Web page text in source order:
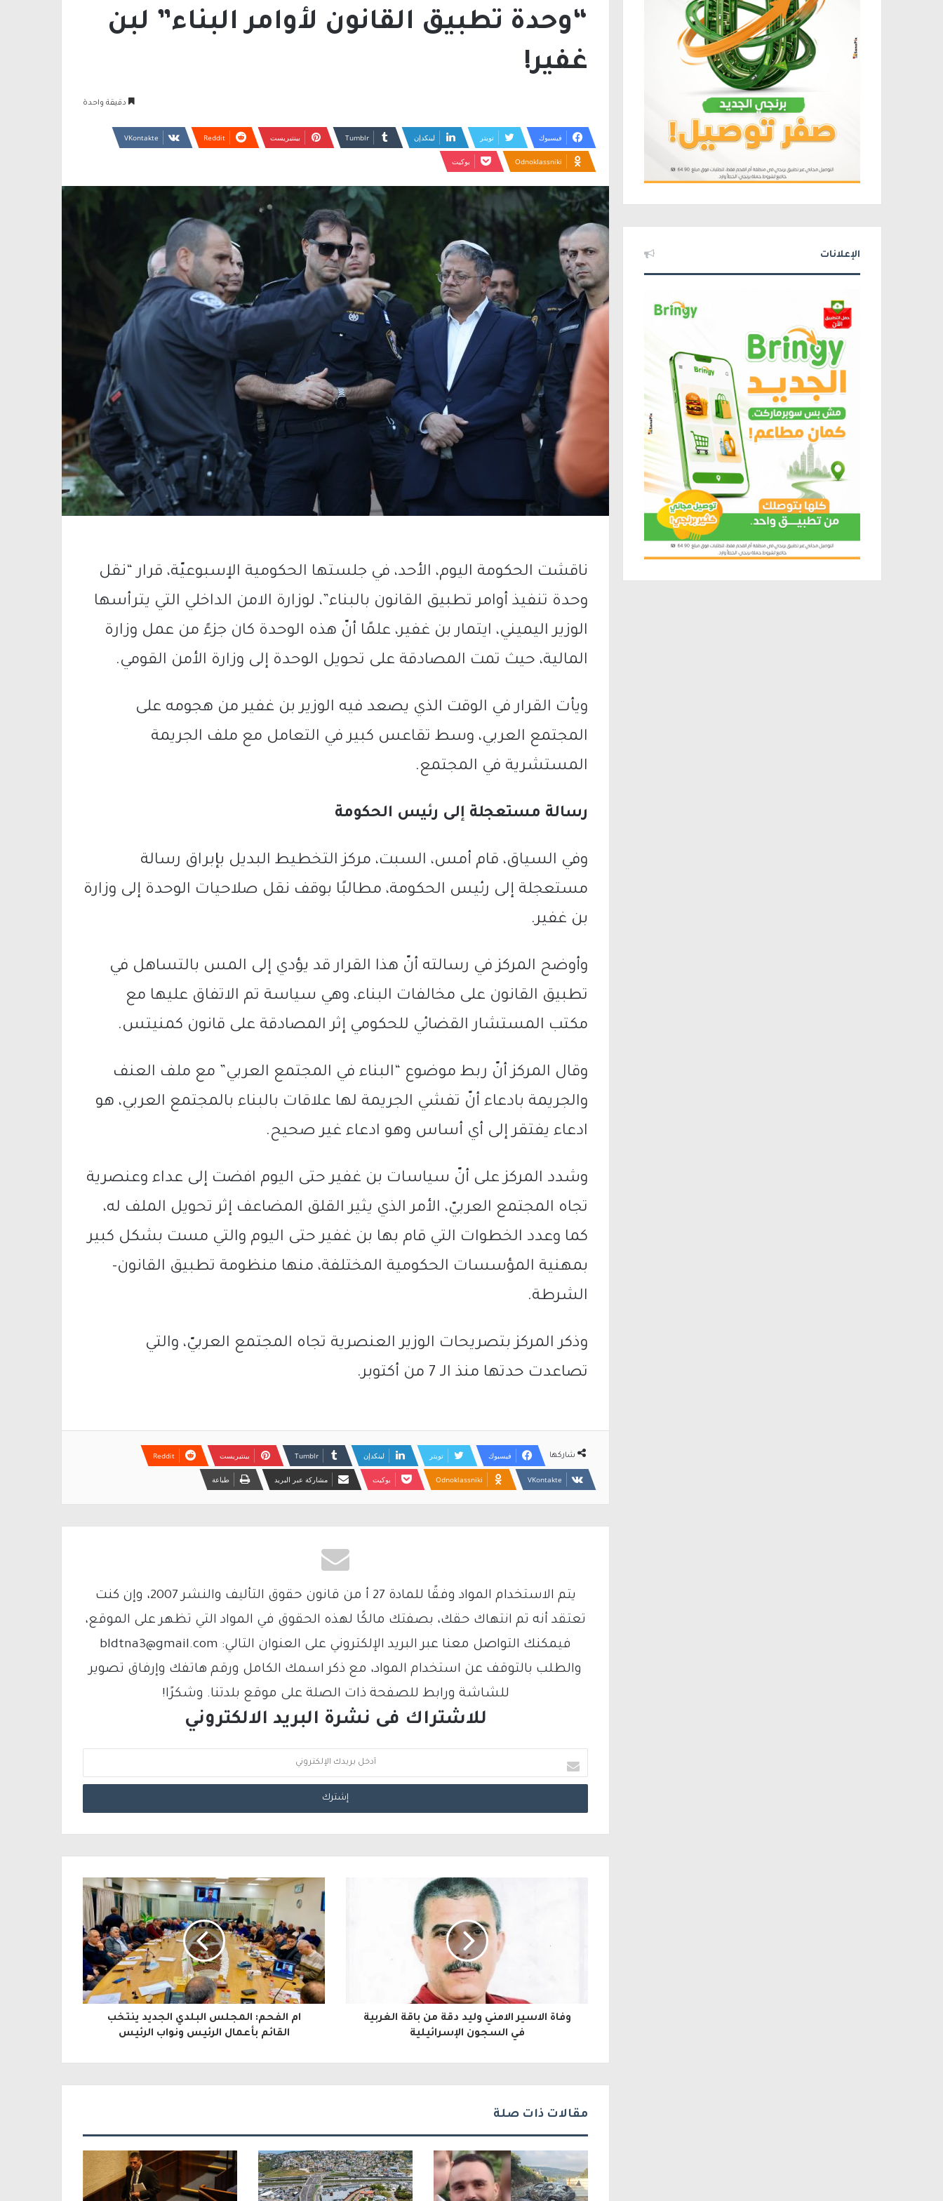
“وحدة تطبيق القانون لأوامر البناء” لبن
غفير!
دقيقة واحدة
فيسبوك تويتر لينكدإن بينتيريست
Odnoklassniki بوكيت
ناقشت الحكومة اليوم، الأحد، في جلستها الحكومية الإسبوعيّة، قرار “نقل
وحدة تنفيذ أوامر تطبيق القانون بالبناء”، لوزارة الامن الداخلي التي يترأسها
الوزير اليميني، ايتمار بن غفير، علمًا أنّ هذه الوحدة كان جزءً من عمل وزارة
المالية، حيث تمت المصادقة على تحويل الوحدة إلى وزارة الأمن القومي.
ويأت القرار في الوقت الذي يصعد فيه الوزير بن غفير من هجومه على
المجتمع العربي، وسط تقاعس كبير في التعامل مع ملف الجريمة
المستشرية في المجتمع.
رسالة مستعجلة إلى رئيس الحكومة
وفي السياق، قام أمس، السبت، مركز التخطيط البديل بإبراق رسالة
مستعجلة إلى رئيس الحكومة، مطالبًا بوقف نقل صلاحيات الوحدة إلى وزارة
بن غفير.
وأوضح المركز في رسالته أنّ هذا القرار قد يؤدي إلى المس بالتساهل في
تطبيق القانون على مخالفات البناء، وهي سياسة تم الاتفاق عليها مع
مكتب المستشار القضائي للحكومي إثر المصادقة على قانون كمنيتس.
وقال المركز أنّ ربط موضوع “البناء في المجتمع العربي” مع ملف العنف
والجريمة بادعاء أنّ تفشي الجريمة لها علاقات بالبناء بالمجتمع العربي، هو
ادعاء يفتقر إلى أي أساس وهو ادعاء غير صحيح.
وشدد المركز على أنّ سياسات بن غفير حتى اليوم افضت إلى عداء وعنصرية
تجاه المجتمع العربيّ، الأمر الذي يثير القلق المضاعف إثر تحويل الملف له،
كما وعدد الخطوات التي قام بها بن غفير حتى اليوم والتي مست بشكل كبير
بمهنية المؤسسات الحكومية المختلفة، منها منظومة تطبيق القانون-
الشرطة.
وذكر المركز بتصريحات الوزير العنصرية تجاه المجتمع العربيّ، والتي
تصاعدت حدتها منذ الـ 7 من أكتوبر.
شاركها فيسبوك تويتر لينكدإن بينتيريست
Odnoklassniki بوكيت مشاركة عبر البريد طباعة
يتم الاستخدام المواد وفقًا للمادة 27 أ من قانون حقوق التأليف والنشر 2007، وإن كنت
تعتقد أنه تم انتهاك حقك، بصفتك مالكًا لهذه الحقوق في المواد التي تظهر على الموقع،
فيمكنك التواصل معنا عبر البريد الإلكتروني على العنوان التالي: bldtna3@gmail.com
والطلب بالتوقف عن استخدام المواد، مع ذكر اسمك الكامل ورقم هاتفك وإرفاق تصوير
للشاشة ورابط للصفحة ذات الصلة على موقع بلدتنا. وشكرًا!
للاشتراك فى نشرة البريد الالكتروني
د
خ
ل
ب
و
ن
وفاة الاسير الامني وليد دقة من باقة الغربية
في السجون الإسرائيلية
ام الفحم: المجلس البلدي الجديد ينتخب
القائم بأعمال الرئيس ونواب الرئيس
مقالات ذات صلة
الإعلانات